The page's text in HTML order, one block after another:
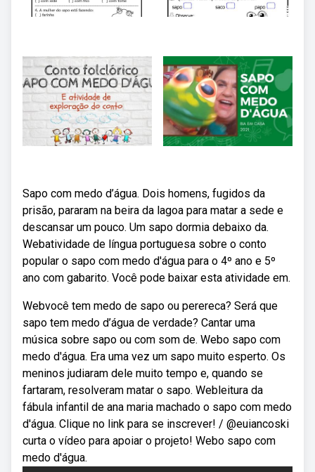
Sapo com medo d’água. Dois homens, fugidos da
prisão, pararam na beira da lagoa para matar a sede e
descansar um pouco. Um sapo dormia debaixo da.
Webatividade de língua portuguesa sobre o conto
popular o sapo com medo d'água para o 4º ano e 5º
ano com gabarito. Você pode baixar esta atividade em.
Webvocê tem medo de sapo ou perereca? Será que
sapo tem medo d’água de verdade? Cantar uma
música sobre sapo ou com som de. Webo sapo com
medo d'água. Era uma vez um sapo muito esperto. Os
meninos judiaram dele muito tempo e, quando se
fartaram, resolveram matar o sapo. Webleitura da
fábula infantil de ana maria machado o sapo com medo
d'água. Clique no link para se inscrever! / @euiancoski
curta o vídeo para apoiar o projeto! Webo sapo com
medo d'água.